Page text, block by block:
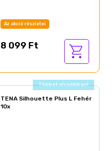
Az akció részletei
8 099 Ft
Ajándék akció!
TENA Silhouette Plus L Fehér
10x